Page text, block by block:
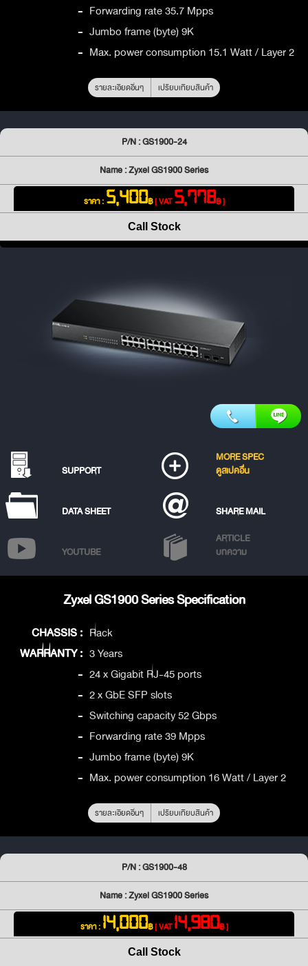
- Forwarding rate 35.7 Mpps
- Jumbo frame (byte) 9K
- Max. power consumption 15.1 Watt / Layer 2
รายละเอียดอื่นๆ เปรียบเทียบสินค้า
P/N : GS1900-24
Name : Zyxel GS1900 Series
ราคา : 5,400฿[ VAT5,778฿ ]
Call Stock
SUPPORT
MORE SPEC
ดูสเปคอื่น
DATA SHEET SHARE MAIL
YOUTUBE
ARTICLE
บทความ
Zyxel GS1900 Series Specification
CHASSIS : Rack
WARRANTY : 3 Years
- 24 x Gigabit RJ-45 ports
- 2 x GbE SFP slots
- Switching capacity 52 Gbps
- Forwarding rate 39 Mpps
- Jumbo frame (byte) 9K
- Max. power consumption 16 Watt / Layer 2
รายละเอียดอื่นๆ เปรียบเทียบสินค้า
P/N : GS1900-48
Name : Zyxel GS1900 Series
ราคา : 14,000฿[ VAT14,980฿ ]
Call Stock